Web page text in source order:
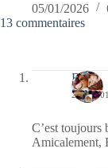
05/01/2026
13 commentaires
Boljo
22/05/
C’est toujours
Amicalement,